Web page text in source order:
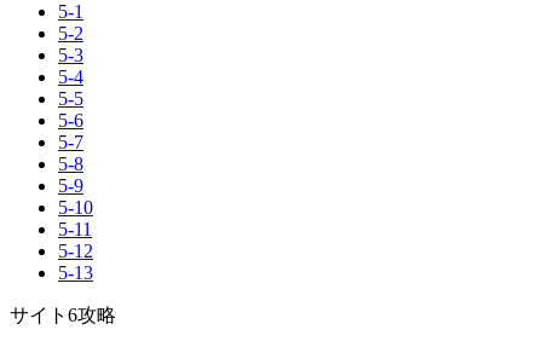
5-1
5-2
5-3
5-4
5-5
5-6
5-7
5-8
5-9
5-10
5-11
5-12
5-13
サイト6攻略